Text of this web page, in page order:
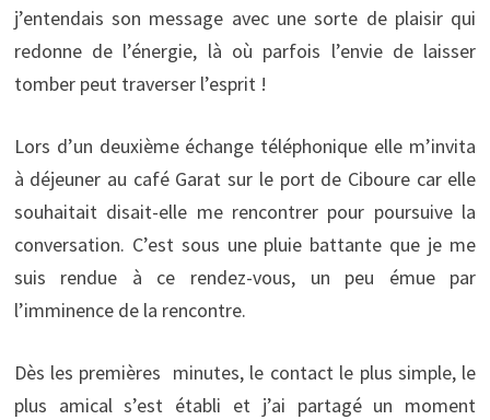
j’entendais son message avec une sorte de plaisir qui
redonne de l’énergie, là où parfois l’envie de laisser
tomber peut traverser l’esprit !
Lors d’un deuxième échange téléphonique elle m’invita
à déjeuner au café Garat sur le port de Ciboure car elle
souhaitait disait-elle me rencontrer pour poursuive la
conversation. C’est sous une pluie battante que je me
suis rendue à ce rendez-vous, un peu émue par
l’imminence de la rencontre.
Dès les premières minutes, le contact le plus simple, le
plus amical s’est établi et j’ai partagé un moment